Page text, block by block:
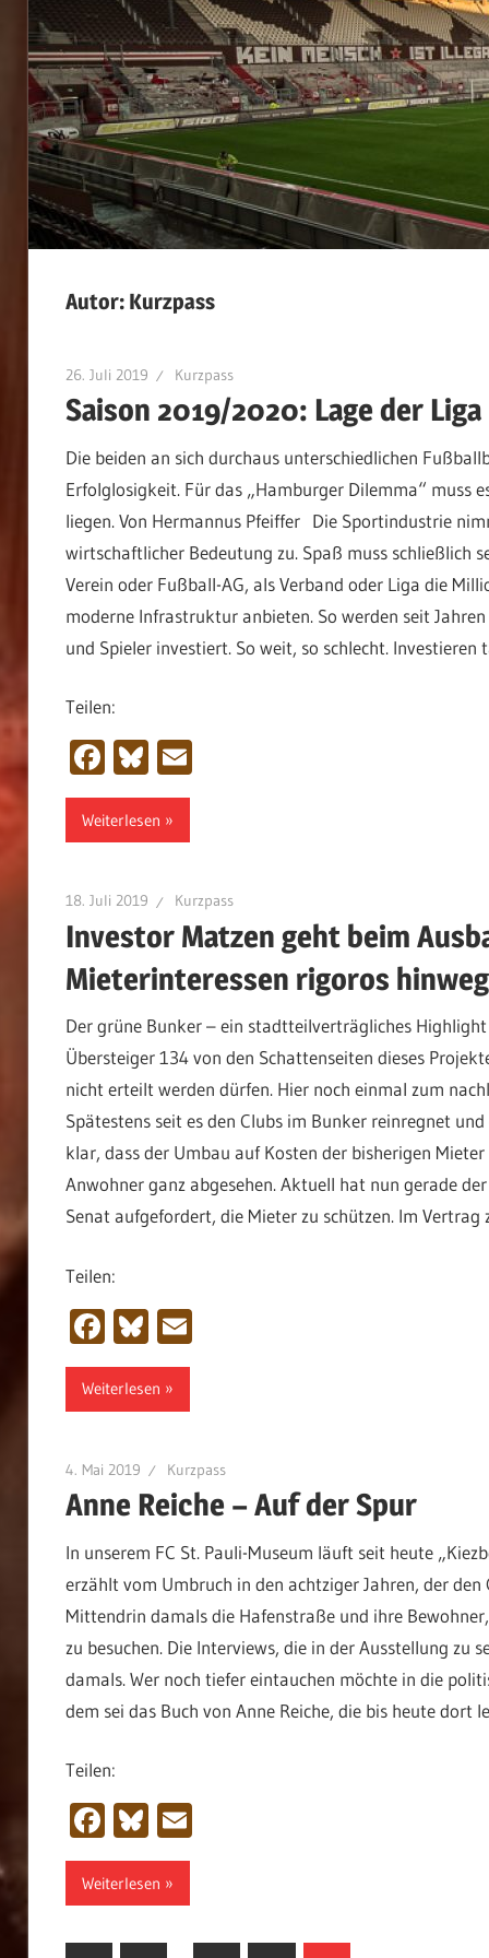
Autor: Kurzpass
26. Juli 2019 Kurzpass
Saison 2019/2020: Lage der Liga
Die beiden an sich durchaus unterschiedlichen
Erfolglosigkeit. Für das „Hamburger Dilemma“ muss
liegen. Von Hermannus Pfeiffer Die Sportindustrie
wirtschaftlicher Bedeutung zu. Spaß muss schließlich
Verein oder Fußball-AG, als Verband oder Liga die
moderne Infrastruktur anbieten. So werden seit
und Spieler investiert. So weit, so schlecht. Investieren
Teilen:
Facebook
Bluesky
Email
Weiterlesen
18. Juli 2019 Kurzpass
Investor Matzen geht beim
Mieterinteressen rigoros hinweg
Der grüne Bunker – ein stadtteilverträgliches
Übersteiger 134 von den Schattenseiten dieses
nicht erteilt werden dürfen. Hier noch einmal zum
Spätestens seit es den Clubs im Bunker reinregnet
klar, dass der Umbau auf Kosten der bisherigen
Anwohner ganz abgesehen. Aktuell hat nun gerade
Senat aufgefordert, die Mieter zu schützen. Im
Teilen:
Facebook
Bluesky
Email
Weiterlesen
4. Mai 2019 Kurzpass
Anne Reiche – Auf der Spur
In unserem FC St. Pauli-Museum läuft seit heute
erzählt vom Umbruch in den achtziger Jahren, der
Mittendrin damals die Hafenstraße und ihre
zu besuchen. Die Interviews, die in der Ausstellung zu
damals. Wer noch tiefer eintauchen möchte in die
dem sei das Buch von Anne Reiche, die bis heute dort
Teilen:
Facebook
Bluesky
Email
Weiterlesen